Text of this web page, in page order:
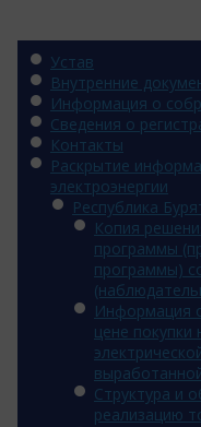
Устав
Внутренние
Информация о
Сведения о
Контакты
Раскрытие
электроэнергии
Республика
Копия
программы
программы)
Информация
цене
Структура и
реализацию